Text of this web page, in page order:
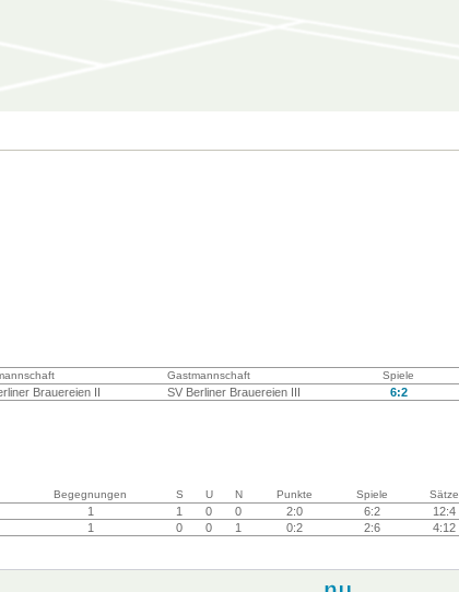
Gastmannschaft Spiele
Brauereien II SV Berliner Brauereien III 6:2
Begegnungen S U N Punkte Spiele Sätze
1 1 0 0 2:0 6:2
12:4
1 0 0 1 0:2 2:6 4:12